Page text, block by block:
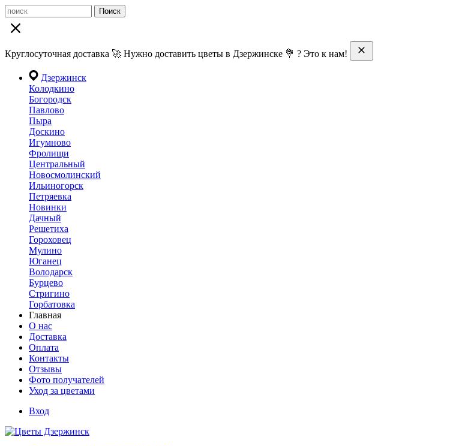
Поиск
Круглосуточная доставка 🚀 Нужно доставить цветы в Дзержинске 💐 ? Это к нам!
Дзержинск
Колодкино
Богородск
Павлово
Пыра
Доскино
Игумново
Фролищи
Центральный
Новосмолинский
Ильиногорск
Петряевка
Новинки
Дачный
Решетиха
Гороховец
Мулино
Юганец
Володарск
Бурцево
Стригино
Горбатовка
Главная
О нас
Доставка
Оплата
Контакты
Отзывы
Фото получателей
Уход за цветами
Вход